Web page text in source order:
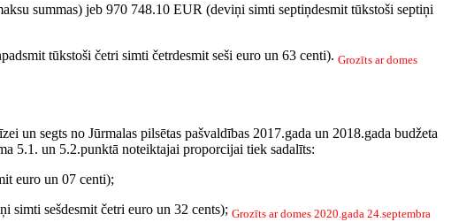
summas) jeb 970 748.10 EUR (deviņi simti septiņdesmit tūkstoši septiņi
tūkstoši četri simti četrdesmit seši euro un 63 centi). Grozīts ar domes
un segts no Jūrmalas pilsētas pašvaldības 2017.gada un 2018.gada budžeta
5.1. un 5.2.punktā noteiktajai proporcijai tiek sadalīts:
euro un 07 centi);
simti sešdesmit četri euro un 32 cents); Grozīts ar domes 2020.gada 24.septembra